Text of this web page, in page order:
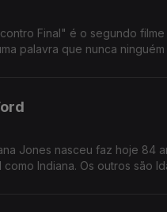
Final" é o segundo
palavra que nunca
Jones nasceu faz hoje 84
como Indiana. Os outros são